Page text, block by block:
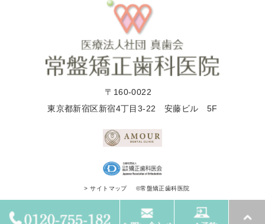
〒160-0022
東京都新宿区新宿4丁目3-22 安藤ビル 5F
> サイトマップ ©常盤矯正歯科医院